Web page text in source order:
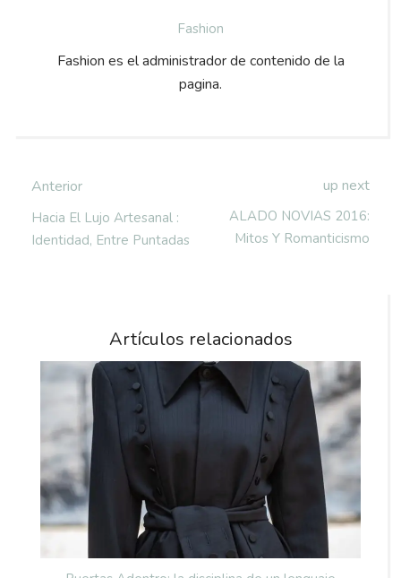
Fashion
Fashion es el administrador de contenido de la
pagina.
Anterior
Hacia El Lujo Artesanal :
Identidad, Entre Puntadas
up next
ALADO NOVIAS 2016:
Mitos Y Romanticismo
Artículos relacionados